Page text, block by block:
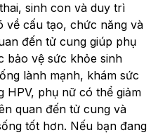
sinh con và duy trì
về cấu tạo, chức năng và
đến tử cung giúp phụ
bảo vệ sức khỏe sinh
lành mạnh, khám sức
HPV, phụ nữ có thể giảm
quan đến tử cung và
tốt hơn. Nếu bạn đang